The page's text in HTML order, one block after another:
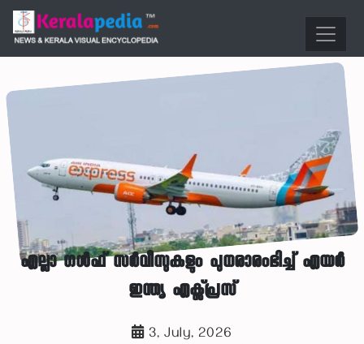
എല്ലാ ഗൾഫ് സർവീസുകളും പുനരാരംഭിച്ച് എയർ
ഇന്ത്യ എക്സ്പ്രസ്
3, July, 2026